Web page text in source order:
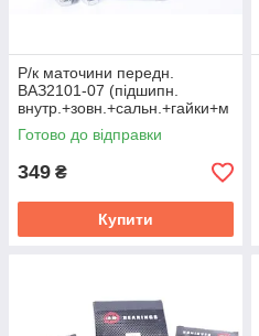
Р/к маточини передн.
ВАЗ2101-07 (підшипн.
внутр.+зовн.+сальн.+гайки+м
астило) АП 21010-3101800-
86
Готово до відправки
349 ₴
Купити